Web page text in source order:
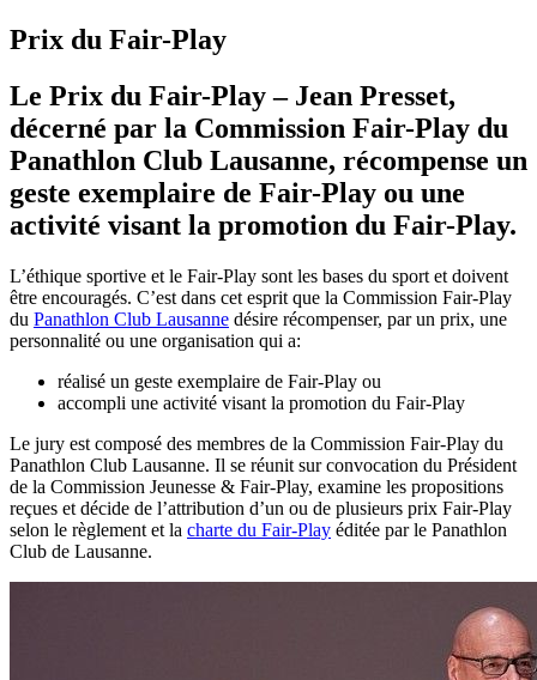
Prix du Fair-Play
Le Prix du Fair-Play – Jean Presset,
décerné par la Commission Fair-Play du
Panathlon Club Lausanne, récompense un
geste exemplaire de Fair-Play ou une
activité visant la promotion du Fair-Play.
L’éthique sportive et le Fair-Play sont les bases du sport et doivent
être encouragés. C’est dans cet esprit que la Commission Fair-Play
du Panathlon Club Lausanne désire récompenser, par un prix, une
personnalité ou une organisation qui a:
réalisé un geste exemplaire de Fair-Play ou
accompli une activité visant la promotion du Fair-Play
Le jury est composé des membres de la Commission Fair-Play du
Panathlon Club Lausanne. Il se réunit sur convocation du Président
de la Commission Jeunesse & Fair-Play, examine les propositions
reçues et décide de l’attribution d’un ou de plusieurs prix Fair-Play
selon le règlement et la charte du Fair-Play éditée par le Panathlon
Club de Lausanne.